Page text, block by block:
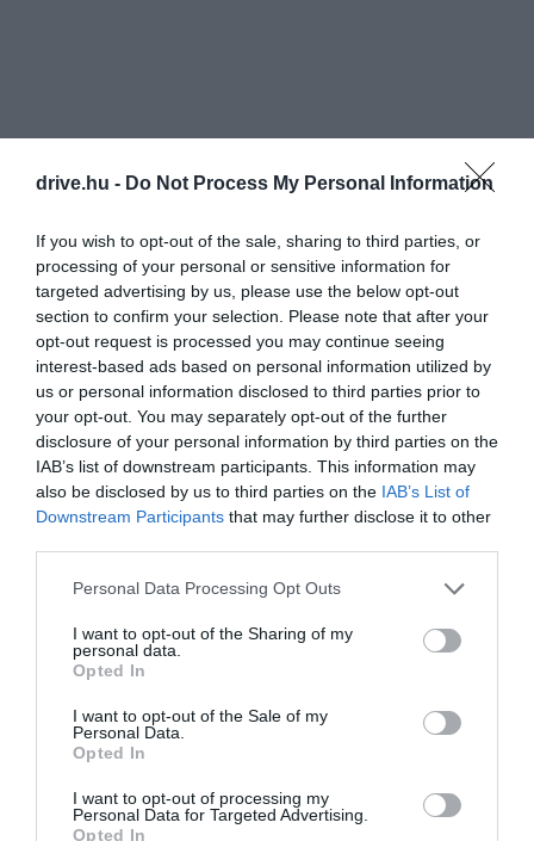
drive.hu - Do Not Process My Personal Information
If you wish to opt-out of the sale, sharing to third parties, or
processing of your personal or sensitive information for
targeted advertising by us, please use the below opt-out
section to confirm your selection. Please note that after your
opt-out request is processed you may continue seeing
interest-based ads based on personal information utilized by
us or personal information disclosed to third parties prior to
your opt-out. You may separately opt-out of the further
disclosure of your personal information by third parties on the
IAB’s list of downstream participants. This information may
also be disclosed by us to third parties on the IAB’s List of
Downstream Participants that may further disclose it to other
Please note that this website/app uses one or more Google
not limited to your visit or usage behaviour. You may click to
grant or deny consent to Google and its third-party tags to
use your data for below specified purposes in below Google
consent section.
Personal Data Processing Opt Outs
I want to opt-out of the Sharing of my
personal data.
Opted In
I want to opt-out of the Sale of my
Personal Data.
Opted In
I want to opt-out of processing my
Personal Data for Targeted Advertising.
Opted In
a Dunakanyarnál, amit ki kell próbálnod!
Ahogy hosszabbodnak a nappalok és egyre
kellemesebb az idő, sokan indulnak útnak
hétvégente, hogy…